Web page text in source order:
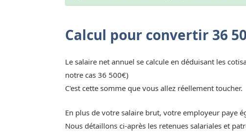
Calcul pour convertir 36
Le salaire net annuel se calcule en déduisant les
notre cas 36 500€)
C'est cette somme que vous allez réellement toucher.
En plus de votre salaire brut, votre employeur paye
Nous détaillons ci-après les retenues salariales et